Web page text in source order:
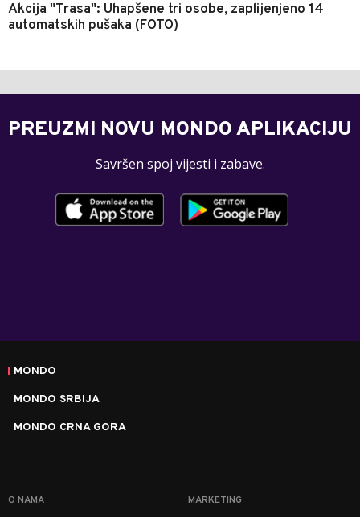
Akcija "Trasa": Uhapšene tri osobe, zaplijenjeno 14
automatskih pušaka (FOTO)
PREUZMI NOVU MONDO APLIKACIJU
Savršen spoj vijesti i zabave.
MONDO
MONDO SRBIJA
MONDO CRNA GORA
O NAMA MARKETING